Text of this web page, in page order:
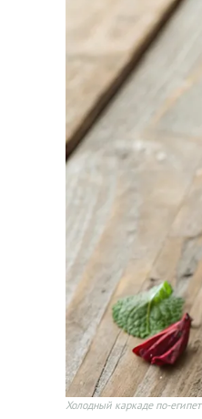
Холодный каркаде по-